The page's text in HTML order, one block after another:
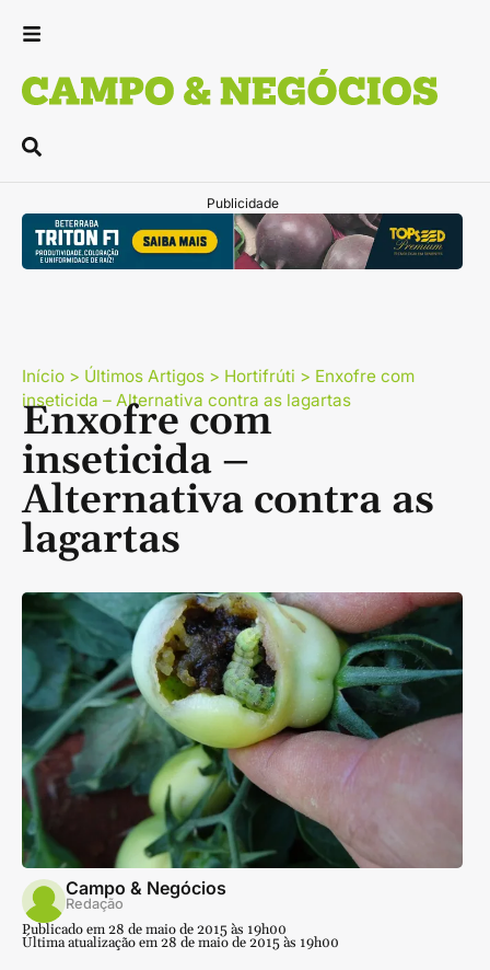
Publicidade
Início > Últimos Artigos > Hortifrúti > Enxofre com
inseticida – Alternativa contra as lagartas
Enxofre com
inseticida –
Alternativa contra as
lagartas
Campo & Negócios
Redação
Publicado em 28 de maio de 2015 às 19h00
Última atualização em 28 de maio de 2015 às 19h00